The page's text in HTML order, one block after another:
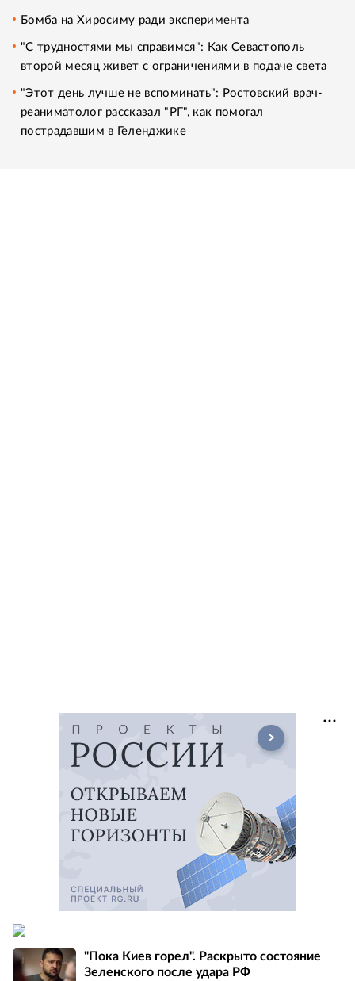
Бомба на Хиросиму ради эксперимента
"С трудностями мы справимся": Как Севастополь
второй месяц живет с ограничениями в подаче света
"Этот день лучше не вспоминать": Ростовский врач-
реаниматолог рассказал "РГ", как помогал
пострадавшим в Геленджике
"Пока Киев горел". Раскрыто состояние
Зеленского после удара РФ